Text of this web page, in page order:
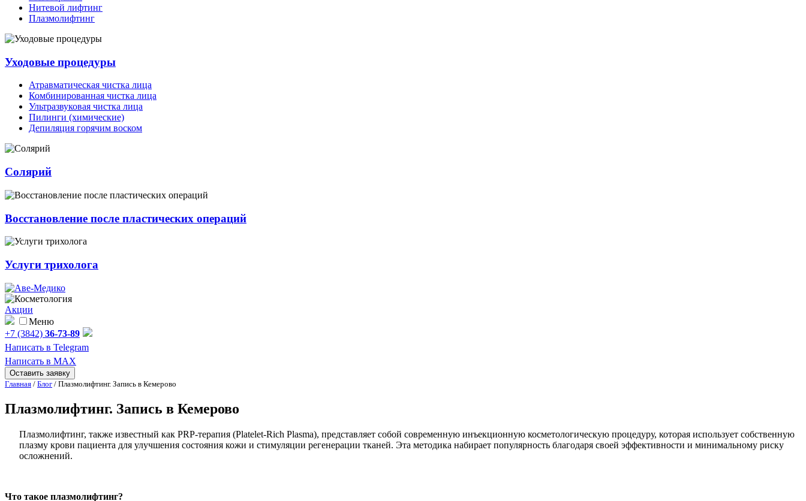
Нитевой лифтинг
Плазмолифтинг
Уходовые процедуры
Атравматическая чистка лица
Комбинированная чистка лица
Ультразвуковая чистка лица
Пилинги (химические)
Депиляция горячим воском
Солярий
Восстановление после пластических операций
Услуги трихолога
Акции
Меню
+7 (3842) 36-73-89
Написать в Telegram
Написать в MAX
Оставить заявку
Главная / Блог / Плазмолифтинг. Запись в Кемерово
Плазмолифтинг. Запись в Кемерово
Плазмолифтинг, также известный как PRP-терапия (Platelet-Rich Plasma), представляет собой современную инъекционную косметологическую процедуру, которая использует собственную
плазму крови пациента для улучшения состояния кожи и стимуляции регенерации тканей. Эта методика набирает популярность благодаря своей эффективности и минимальному риску
осложнений.
Что такое плазмолифтинг?